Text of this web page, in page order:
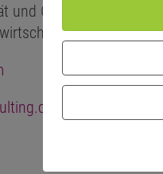
und Gesundheit steht
Studiums)